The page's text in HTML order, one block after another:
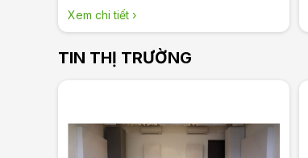
trực tiếp tới thiết bị âm thanh, đặc biệt là
loa. Để hệ thống âm thanh luôn hoạt
mẹo nhỏ giúp bảo quản loa trong mùa
đông nhé
Xem chi tiết ›
TIN THỊ TRƯỜNG